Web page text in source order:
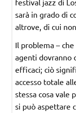
festival jazz di
sarà in grado di
altrove, di cui
Il problema –
agenti dovranno
efficaci; ciò
accesso totale
stessa cosa vale
si può aspettare